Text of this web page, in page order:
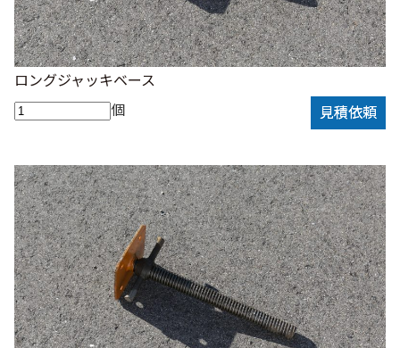
ロングジャッキベース
個
見積依頼